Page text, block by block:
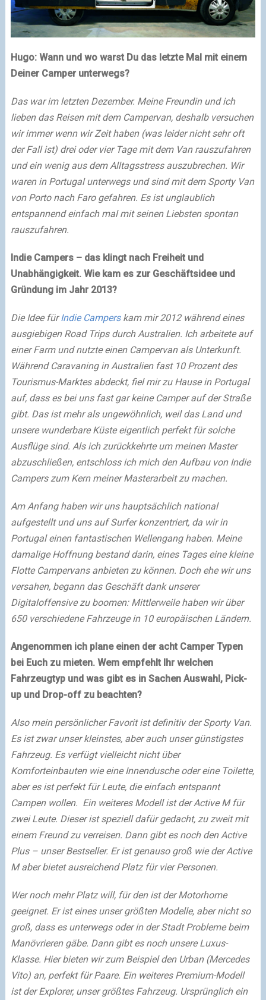
Hugo: Wann und wo warst Du das letzte Mal mit einem
Deiner Camper unterwegs?
Das war im letzten Dezember. Meine Freundin und ich
lieben das Reisen mit dem Campervan, deshalb versuchen
wir immer wenn wir Zeit haben (was leider nicht sehr oft
der Fall ist) drei oder vier Tage mit dem Van rauszufahren
und ein wenig aus dem Alltagsstress auszubrechen. Wir
waren in Portugal unterwegs und sind mit dem Sporty Van
von Porto nach Faro gefahren. Es ist unglaublich
entspannend einfach mal mit seinen Liebsten spontan
rauszufahren.
Indie Campers – das klingt nach Freiheit und
Unabhängigkeit. Wie kam es zur Geschäftsidee und
Gründung im Jahr 2013?
Die Idee fürIndie Camperskam mir 2012 während eines
ausgiebigen Road Trips durch Australien. Ich arbeitete auf
einer Farm und nutzte einen Campervan als Unterkunft.
Während Caravaning in Australien fast 10 Prozent des
Tourismus-Marktes abdeckt, fiel mir zu Hause in Portugal
auf, dass es bei uns fast gar keine Camper auf der Straße
gibt. Das ist mehr als ungewöhnlich, weil das Land und
unsere wunderbare Küste eigentlich perfekt für solche
Ausflüge sind. Als ich zurückkehrte um meinen Master
abzuschließen, entschloss ich mich den Aufbau von Indie
Campers zum Kern meiner Masterarbeit zu machen.
Am Anfang haben wir uns hauptsächlich national
aufgestellt und uns auf Surfer konzentriert, da wir in
Portugal einen fantastischen Wellengang haben. Meine
damalige Hoffnung bestand darin, eines Tages eine kleine
Flotte Campervans anbieten zu können. Doch ehe wir uns
versahen, begann das Geschäft dank unserer
Digitaloffensive zu boomen: Mittlerweile haben wir über
650 verschiedene Fahrzeuge in 10 europäischen Ländern.
Angenommen ich plane einen der acht Camper Typen
bei Euch zu mieten. Wem empfehlt Ihr welchen
Fahrzeugtyp und was gibt es in Sachen Auswahl, Pick-
up und Drop-off zu beachten?
Also mein persönlicher Favorit ist definitiv der Sporty Van.
Es ist zwar unser kleinstes, aber auch unser günstigstes
Fahrzeug. Es verfügt vielleicht nicht über
Komforteinbauten wie eine Innendusche oder eine Toilette,
aber es ist perfekt für Leute, die einfach entspannt
Campen wollen. Ein weiteres Modell ist der Active M für
zwei Leute. Dieser ist speziell dafür gedacht, zu zweit mit
einem Freund zu verreisen. Dann gibt es noch den Active
Plus – unser Bestseller. Er ist genauso groß wie der Active
M aber bietet ausreichend Platz für vier Personen.
Wer noch mehr Platz will, für den ist der Motorhome
geeignet. Er ist eines unser größten Modelle, aber nicht so
groß, dass es unterwegs oder in der Stadt Probleme beim
Manövrieren gäbe. Dann gibt es noch unsere Luxus-
Klasse. Hier bieten wir zum Beispiel den Urban (Mercedes
Vito) an, perfekt für Paare. Ein weiteres Premium-Modell
ist der Explorer, unser größtes Fahrzeug. Ursprünglich ein